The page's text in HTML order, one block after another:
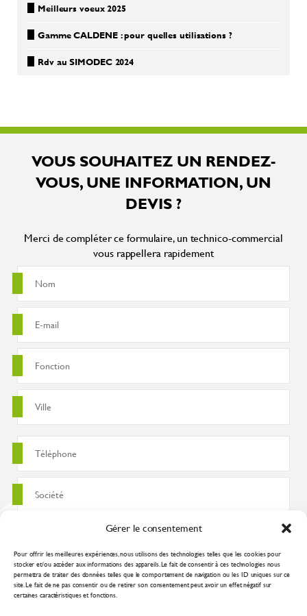
Gérer le consentement
Pour offrir les meilleures expériences, nous utilisons des technologies telles que les cookies pour
stocker et/ou accéder aux informations des appareils. Le fait de consentir à ces technologies nous
permettra de traiter des données telles que le comportement de navigation ou les ID uniques sur ce
site. Le fait de ne pas consentir ou de retirer son consentement peut avoir un effet négatif sur
certaines caractéristiques et fonctions.
Meilleurs voeux 2025
Gamme CALDENE : pour quelles utilisations ?
Rdv au SIMODEC 2024
VOUS SOUHAITEZ UN RENDEZ-
VOUS, UNE INFORMATION, UN
DEVIS ?
Merci de compléter ce formulaire, un technico-commercial
vous rappellera rapidement